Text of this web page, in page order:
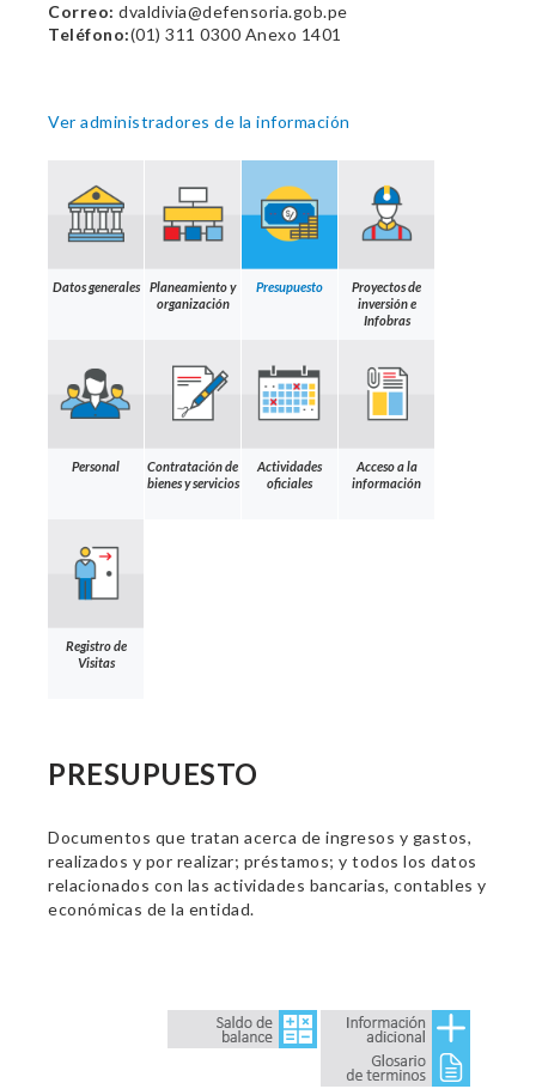
Correo: dvaldivia@defensoria.gob.pe
Teléfono:(01) 311 0300 Anexo 1401
Ver administradores de la información
Datos generales
Planeamiento y
organización
Presupuesto
Proyectos de
inversión e
Infobras
Personal
Contratación de
bienes y servicios
Actividades
oficiales
Acceso a la
información
Registro de
Visitas
PRESUPUESTO
Documentos que tratan acerca de ingresos y gastos,
realizados y por realizar; préstamos; y todos los datos
relacionados con las actividades bancarias, contables y
económicas de la entidad.